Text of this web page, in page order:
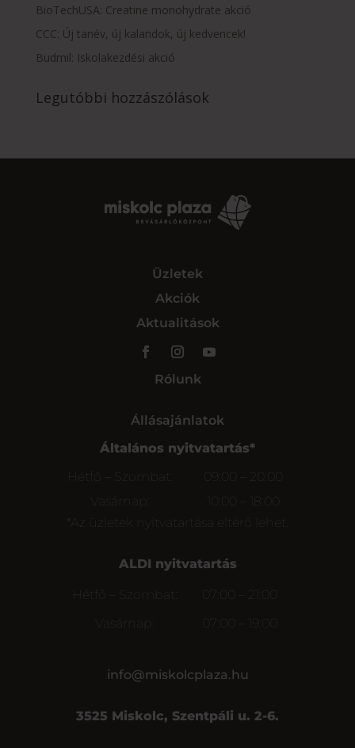
BioTechUSA: Creatine monohydrate akció
CCC: Új tanév, új kalandok, új kedvencek!
Budmil: Iskolakezdési akció
Legutóbbi hozzászólások
Üzletek
Akciók
Aktualitások
Rólunk
Állásajánlatok
Általános nyitvatartás*
Hétfő – Szombat:
09:00 – 20:00
Vasárnap:
*Az üzletek nyitvatartása eltérő lehet.
ALDI nyitvatartás
Hétfő – Szombat:
07:00 – 21:00
Vasárnap:
info@miskolcplaza.hu
3525 Miskolc, Szentpáli u. 2-6.